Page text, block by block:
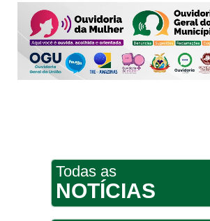
Todas as
NOTÍCIAS